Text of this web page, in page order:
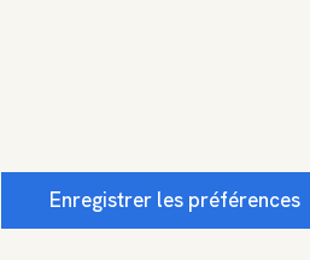
Enregistrer les préférences